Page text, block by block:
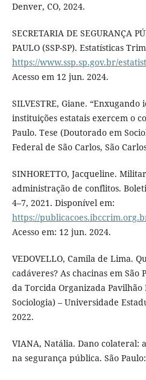
Denver, CO, 2024.
SECRETARIA DE SEGURANÇA
PAULO (SSP-SP). Estatísticas
https://www.ssp.sp.gov.br/
Acesso em 12 jun. 2024.
SILVESTRE, Giane. “Enxugando
instituições estatais exercem o
Paulo. Tese (Doutorado em
Federal de São Carlos, São
SINHORETTO, Jacqueline.
administração de conflitos.
4–7, 2021. Disponível em:
https://
Acesso em: 12 jun. 2024.
VEDOVELLO, Camila de Lima.
cadáveres? As chacinas em São
da Torcida Organizada
Sociologia) – Universidade
2022.
VIANA, Natália. Dano colateral:
na segurança pública. São